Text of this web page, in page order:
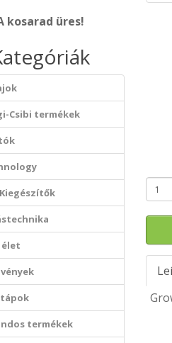
kosarad üres!
Csibi termékek
élet
termékek